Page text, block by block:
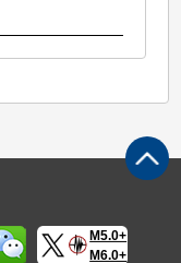
M5.0+
M6.0+